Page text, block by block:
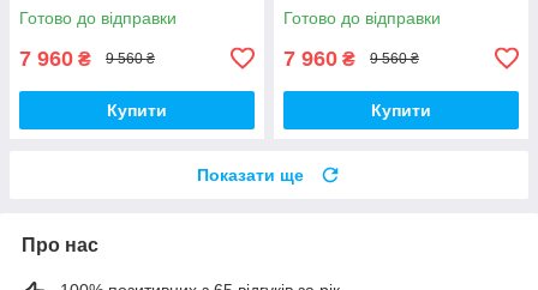
Готово до відправки
7 960 ₴ 9 560 ₴
Купити
Готово до відправки
7 960 ₴ 9 560 ₴
Купити
Показати ще
Про нас